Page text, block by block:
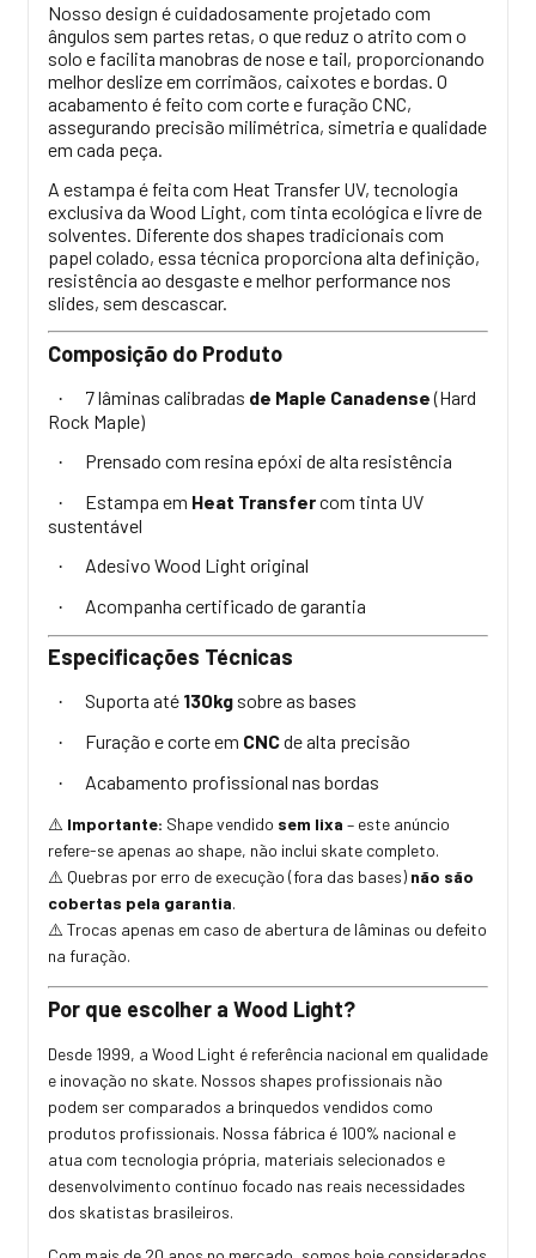
Nosso design é cuidadosamente projetado com
ângulos sem partes retas, o que reduz o atrito com o
solo e facilita manobras de nose e tail, proporcionando
melhor deslize em corrimãos, caixotes e bordas. O
acabamento é feito com corte e furação CNC,
assegurando precisão milimétrica, simetria e qualidade
em cada peça.
A estampa é feita com Heat Transfer UV, tecnologia
exclusiva da Wood Light, com tinta ecológica e livre de
solventes. Diferente dos shapes tradicionais com
papel colado, essa técnica proporciona alta definição,
resistência ao desgaste e melhor performance nos
slides, sem descascar.
Composição do Produto
· 7 lâminas calibradas de Maple Canadense(Hard
Rock Maple)
· Prensado com resina epóxi de alta resistência
· Estampa em Heat Transfercom tinta UV
sustentável
· Adesivo Wood Light original
· Acompanha certificado de garantia
Especificações Técnicas
· Suporta até 130kg sobre as bases
· Furação e corte em CNCde alta precisão
· Acabamento profissional nas bordas
⚠️ Importante: Shape vendido sem lixa – este anúncio
refere-se apenas ao shape, não inclui skate completo.
⚠️ Quebras por erro de execução (fora das bases) não são
cobertas pela garantia.
⚠️ Trocas apenas em caso de abertura de lâminas ou defeito
na furação.
Por que escolher a Wood Light?
Desde 1999, a Wood Light é referência nacional em qualidade
e inovação no skate. Nossos shapes profissionais não
podem ser comparados a brinquedos vendidos como
produtos profissionais. Nossa fábrica é 100% nacional e
atua com tecnologia própria, materiais selecionados e
desenvolvimento contínuo focado nas reais necessidades
dos skatistas brasileiros.